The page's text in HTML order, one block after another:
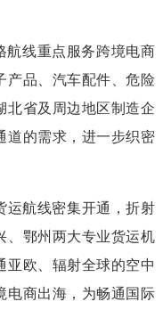
线重点服务跨境电商
产品、汽车配件、危险
北省及周边地区制造企
道的需求，进一步织密
运航线密集开通，折射
、鄂州两大专业货运机
亚欧、辐射全球的空中
电商出海，为畅通国际